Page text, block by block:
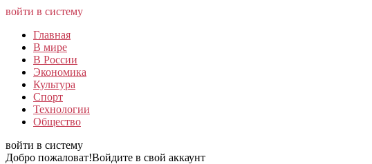
войти в систему
Главная
В мире
В России
Экономика
Культура
Спорт
Технологии
Общество
войти в систему
Добро пожаловат!Войдите в свой аккаунт